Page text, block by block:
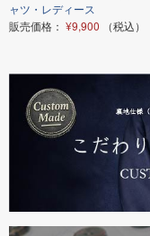
ャツ・レディース
販売価格： ¥9,900 （税込）